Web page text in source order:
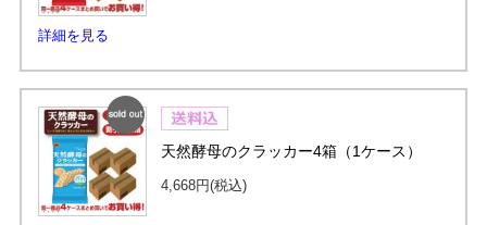
詳細を見る
OUT
天然酵母のクラッカー4箱（1ケース）
4,668円(税込)